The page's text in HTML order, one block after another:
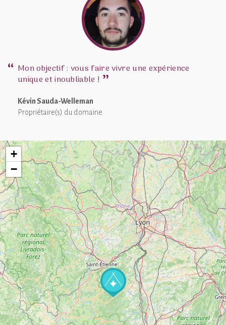
Idéal pour une escapade romantique insolite, le domaine est
situé à une heure de Lyon, proche d'Annonay.
Bulle d'Ardèche a une note moyenne de 4.9 sur 5 basée sur 28
Mon objectif : vous faire vivre une expérience
unique et inoubliable !
Kévin Sauda-Welleman
Propriétaire(s) du domaine
+
−